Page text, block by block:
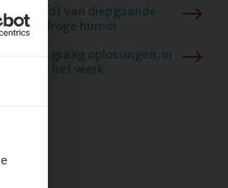
houdt van diepgaande
én droge humor
zoekt graag oplossingen, in
én op het werk